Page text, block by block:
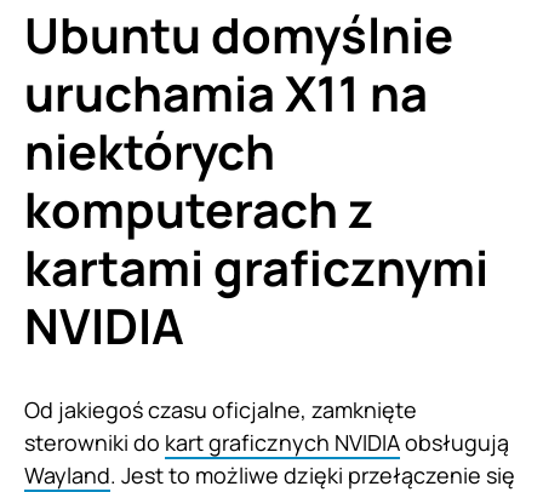
Ubuntu domyślnie
uruchamia X11 na
niektórych
komputerach z
kartami graficznymi
NVIDIA
Od jakiegoś czasu oficjalne, zamknięte
sterowniki do kart graficznych NVIDIAobsługują
Wayland. Jest to możliwe dzięki przełączenie się